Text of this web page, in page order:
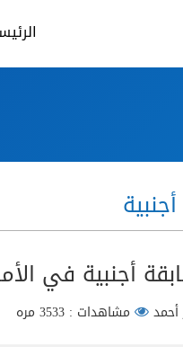
أجنبية في
أحمد مشاهدات : 3533 مره